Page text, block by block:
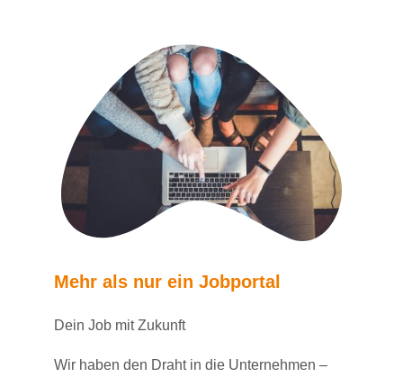
Mehr als nur ein Jobportal
Dein Job mit Zukunft
Wir haben den Draht in die Unternehmen –